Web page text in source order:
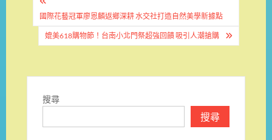
章
導
國際花藝冠軍廖恩麟返鄉深耕 水交社打造自然美學新據點
媲美618購物節！台南小北門祭超強回饋 吸引人潮搶購
搜尋
搜尋